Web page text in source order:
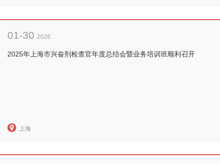
01-30 2026
2025年上海市兴奋剂检查官年度总结会暨业务培训班顺利召开
上海